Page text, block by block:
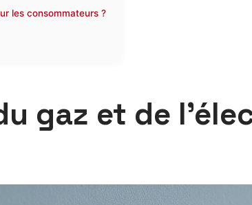
les consommateurs ?
gaz et de